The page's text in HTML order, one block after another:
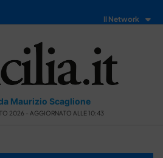
Il Network
Maurizio Scaglione
2026 - AGGIORNATO ALLE 10:43